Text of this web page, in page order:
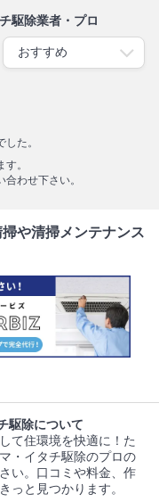
駆除業者・プロ
た。
。
合わせ下さい。
や清掃メンテナンス
駆除について
て住環境を快適に！た
・イタチ駆除のプロの
い。口コミや料金、作
っと見つかります。